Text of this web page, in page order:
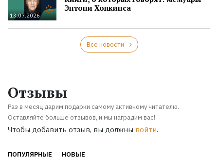
13.07.2026
Энтони Хопкинса
Все новости
Отзывы
Раз в месяц дарим подарки самому активному читателю.
Оставляйте больше отзывов, и мы наградим вас!
Чтобы добавить отзыв, вы должны войти.
ПОПУЛЯРНЫЕ НОВЫЕ